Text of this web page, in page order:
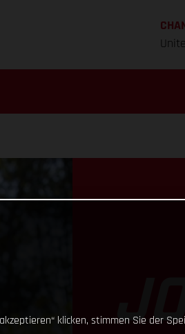
klicken, stimmen Sie der